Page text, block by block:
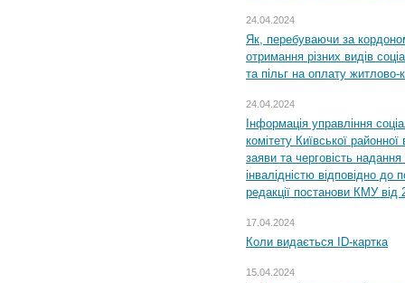
24.04.2024
Як, перебуваючи за
отримання різних видів
та пільг на оплату
24.04.2024
Інформація управління
комітету Київської
заяви та черговість надання
інвалідністю відповідно
редакції постанови КМУ
17.04.2024
Коли видається ID-картка
15.04.2024